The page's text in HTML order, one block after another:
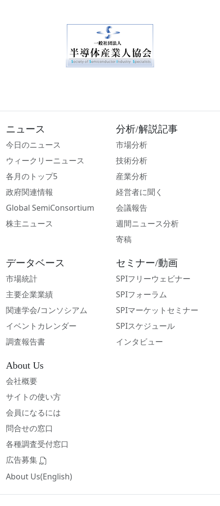
ニュース
今日のニュース
ウィークリーニュース
各月のトップ5
政府関連情報
Global SemiConsortium
株主ニュース
分析/解説記事
市場分析
技術分析
産業分析
経営者に聞く
会議報告
週間ニュース分析
寄稿
データベース
市場統計
主要企業業績
関連学会/コンソシアム
イベントカレンダー
調査報告書
セミナー/動画
SPIフリーウェビナー
SPIフォーラム
SPIマーケットセミナー
SPIスケジュール
インタビュー
About Us
会社概要
サイトの使い方
会員になるには
問合せの窓口
各種調査受付窓口
広告募集
About Us(English)